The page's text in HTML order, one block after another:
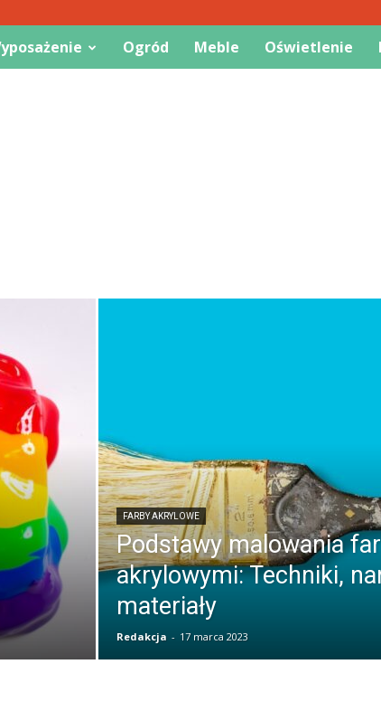
Ogród Meble Oświetlenie
FARBY AKRYLOWE
Podstawy malowania
akrylowymi: Techniki,
materiały
Redakcja - 17 marca 2023